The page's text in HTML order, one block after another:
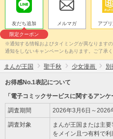
友だち追加
限定クーポン
メルマガ アプ
※通知する情報およびタイミングが異なります
通知をしないキャンペーンもあります。ご了承く
まんが王国 聖千秋 少女漫画 別
お得感No.1表記について
「電子コミックサービスに関するアンケ
調査期間 2026年3月6日～2026
調査対象
まんが王国または主
をメイン且つ有料で